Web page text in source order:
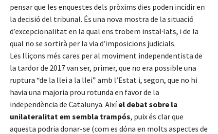
pensar que les enquestes dels pròxims dies poden incidir en
la decisió del tribunal. És una nova mostra de la situació
d’excepcionalitat en la qual ens trobem instal·lats, i de la
qual no se sortirà per la via d’imposicions judicials.
Les lliçons més cares per al moviment independentista de
la tardor de 2017 van ser, primer, que no era possible una
ruptura “de la llei a la llei” amb l’Estat i, segon, que no hi
havia una majoria prou rotunda en favor de la
independència de Catalunya. Aixíel debat sobre la
unilateralitat em sembla trampós, puix és clar que
aquesta podria donar-se (com es dóna en molts aspectes de